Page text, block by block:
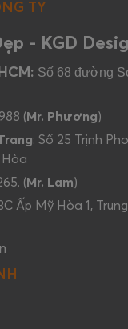
TY
- KGD
Số 68 đường
( Mr. Phương)
: Số 25 Trịnh
Hòa
( Mr. Lam)
Ấp Mỹ Hòa 1,